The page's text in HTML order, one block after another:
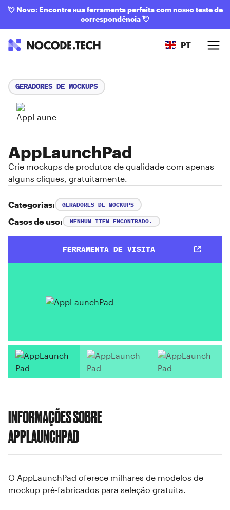
💘Novo: Encontre sua ferramenta perfeita com nosso teste de
correspondência💘
PT
GERADORES DE MOCKUPS
AppLaunchPad
Crie mockups de produtos de qualidade com apenas
alguns cliques, gratuitamente.
Categorias: GERADORES DE MOCKUPS
Casos de uso: NENHUM ITEM ENCONTRADO.
FERRAMENTA DE VISITA
INFORMAÇÕES SOBRE
APPLAUNCHPAD
O AppLaunchPad oferece milhares de modelos de
mockup pré-fabricados para seleção gratuita.